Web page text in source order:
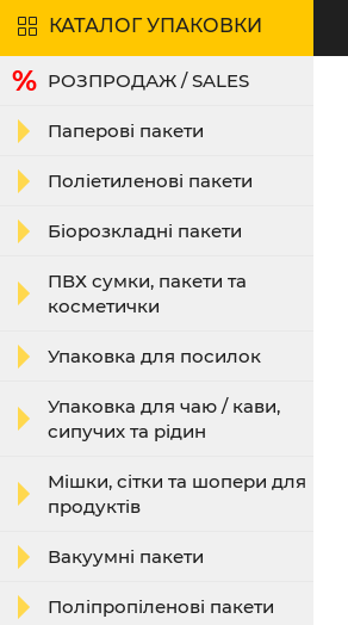
КАТАЛОГ УПАКОВКИ
РОЗПРОДАЖ / SALES
Паперові пакети
Поліетиленові пакети
Біорозкладні пакети
ПВХ сумки, пакети та
косметички
Упаковка для посилок
Упаковка для чаю / кави,
сипучих та рідин
Мішки, сітки та шопери для
продуктів
Вакуумні пакети
Поліпропіленові пакети